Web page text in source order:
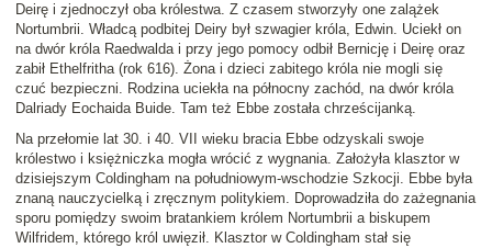
Deirę i zjednoczył oba królestwa. Z czasem stworzyły one zalążek
Nortumbrii. Władcą podbitej Deiry był szwagier króla, Edwin. Uciekł on
na dwór króla Raedwalda i przy jego pomocy odbił Bernicję i Deirę oraz
zabił Ethelfritha (rok 616). Żona i dzieci zabitego króla nie mogli się
czuć bezpieczni. Rodzina uciekła na północny zachód, na dwór króla
Dalriady Eochaida Buide. Tam też Ebbe została chrześcijanką.
Na przełomie lat 30. i 40. VII wieku bracia Ebbe odzyskali swoje
królestwo i księżniczka mogła wrócić z wygnania. Założyła klasztor w
dzisiejszym Coldingham na południowym-wschodzie Szkocji. Ebbe była
znaną nauczycielką i zręcznym politykiem. Doprowadziła do zażegnania
sporu pomiędzy swoim bratankiem królem Nortumbrii a biskupem
Wilfridem, którego król uwięził. Klasztor w Coldingham stał się